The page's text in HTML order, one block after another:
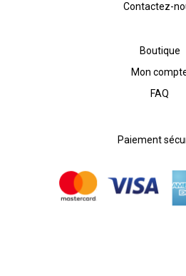
Contactez-
Boutique
Mon
FAQ
Paiement